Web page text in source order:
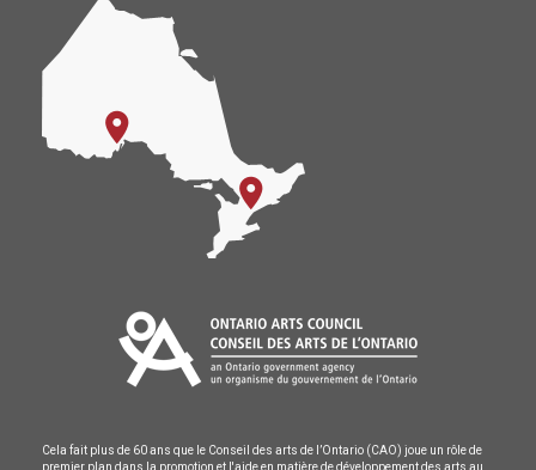
Cela fait plus de 60 ans que le Conseil des arts de l’Ontario (CAO) joue un rôle de
premier plan dans la promotion et l'aide en matière de développement des arts au